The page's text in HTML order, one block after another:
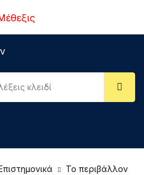
Εκπαιδευτικά
καλάθι σου (0)
προϊόντα στο καλάθι.
Το περιβάλλον